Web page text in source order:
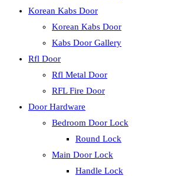
Korean Kabs Door
Korean Kabs Door
Kabs Door Gallery
Rfl Door
Rfl Metal Door
RFL Fire Door
Door Hardware
Bedroom Door Lock
Round Lock
Main Door Lock
Handle Lock